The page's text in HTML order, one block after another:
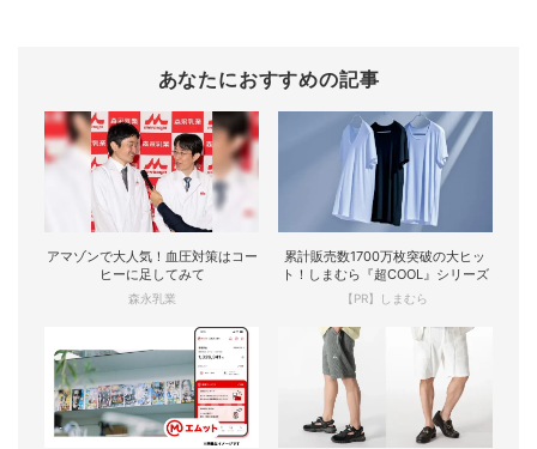
あなたにおすすめの記事
アマゾンで大人気！血圧対策はコー
ヒーに足してみて
森永乳業
累計販売数1700万枚突破の大ヒッ
ト！しまむら『超COOL』シリーズ
【PR】しまむら